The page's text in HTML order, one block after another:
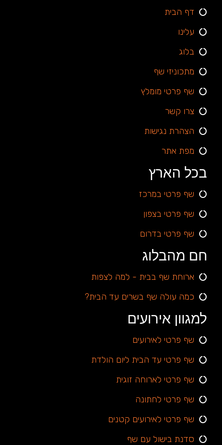
דף הבית
עלינו
בלוג
מתכוניזי שף
שף פרטי מומלץ
צרו קשר
הצהרת נגישות
מפת אתר
בכל הארץ
שף פרטי במרכז
שף פרטי בצפון
שף פרטי בדרום
חם מהבלוג
ארוחת שף בבית - למה לצפות
כמה עולה שף בשרים עד הבית?
למגוון אירועים
שף פרטי לאירועים
שף פרטי עד הבית ליום הולדת
שף פרטי לארוחה זוגית
שף פרטי לחתונה
שף פרטי לאירועים קטנים
סדנת בישול עם שף